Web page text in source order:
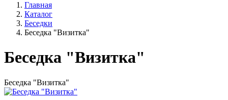
Главная
Каталог
Беседки
Беседка "Визитка"
Беседка "Визитка"
Беседка "Визитка"